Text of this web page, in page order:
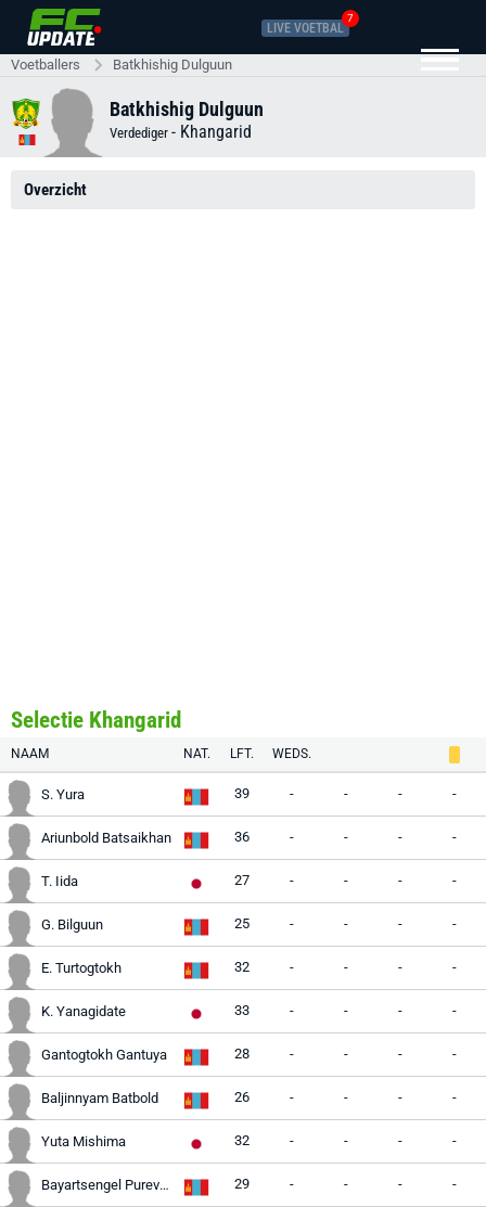
LIVE VOETBAL
7
Voetballers Batkhishig Dulguun
Batkhishig Dulguun
Verdediger - Khangarid
Overzicht
Selectie Khangarid
NAAM NAT. LFT. WEDS.
S. Yura 39 - - - -
Ariunbold Batsaikhan 36 - - - -
T. Iida 27 - - - -
G. Bilguun 25 - - - -
E. Turtogtokh 32 - - - -
K. Yanagidate 33 - - - -
Gantogtokh Gantuya 28 - - - -
Baljinnyam Batbold 26 - - - -
Yuta Mishima 32 - - - -
Bayartsengel Purevdorj 29 - - - -